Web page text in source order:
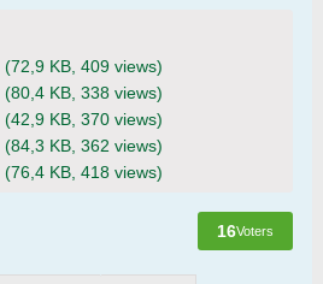
(72,9 KB, 409 views)
(80,4 KB, 338 views)
(42,9 KB, 370 views)
(84,3 KB, 362 views)
(76,4 KB, 418 views)
16Voters